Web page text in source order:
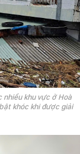
khu vực ở Hoà
khóc khi được giải